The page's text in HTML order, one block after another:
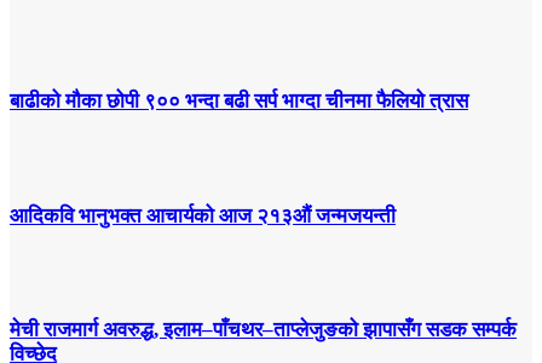
बाढीको मौका छोपी ९०० भन्दा बढी सर्प भाग्दा चीनमा फैलियो त्रास
आदिकवि भानुभक्त आचार्यको आज २१३औं जन्मजयन्ती
मेची राजमार्ग अवरुद्ध, इलाम–पाँचथर–ताप्लेजुङको झापासँग सडक सम्पर्क
विच्छेद